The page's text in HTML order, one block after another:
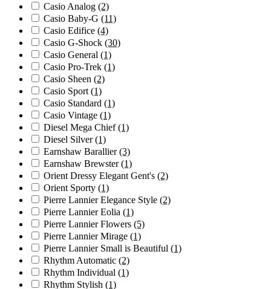
Casio Analog (2)
Casio Baby-G (11)
Casio Edifice (4)
Casio G-Shock (30)
Casio General (1)
Casio Pro-Trek (1)
Casio Sheen (2)
Casio Sport (1)
Casio Standard (1)
Casio Vintage (1)
Diesel Mega Chief(1)
Diesel Silver(1)
Earnshaw Barallier(3)
Earnshaw Brewster(1)
Orient Dressy Elegant Gent's (2)
Orient Sporty (1)
Pierre Lannier Elegance Style (2)
Pierre Lannier Eolia (1)
Pierre Lannier Flowers (5)
Pierre Lannier Mirage (1)
Pierre Lannier Small is Beautiful (1)
Rhythm Automatic (2)
Rhythm Individual (1)
Rhythm Stylish (1)